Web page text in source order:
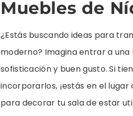
Muebles de
¿Estás buscando ideas para
moderno? Imagina entrar a
sofisticación y buen gusto. Si
incorporarlos, ¡estás en el
para decorar tu sala de estar